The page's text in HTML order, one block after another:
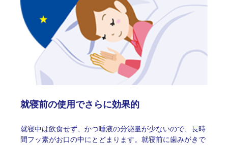
就寝前の使用でさらに効果的
就寝中は飲食せず、かつ唾液の分泌量が少ないので、長時
間フッ素がお口の中にとどまります。就寝前に歯みがきで